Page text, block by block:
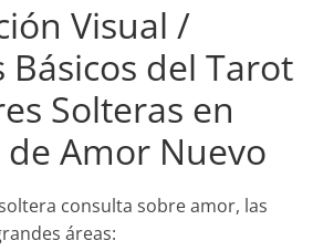
Visual /
Básicos del Tarot
Solteras en
Amor Nuevo
consulta sobre amor, las
áreas: